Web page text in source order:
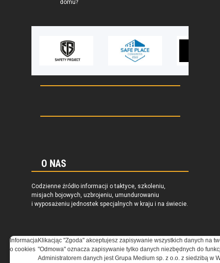
domu?
O NAS
Codzienne źródło informacji o taktyce, szkoleniu,
misjach bojowych, uzbrojeniu, umundurowaniu
i wyposażeniu jednostek specjalnych w kraju i na świecie.
REGULAMIN
Informacja
o cookies
Klikacjąc "Zgoda" akceptujesz zapisywanie wszystkich danych na
"Odmowa" oznacza zapisywanie tylko danych niezbędnych do
Administratorem danych jest Grupa Medium sp. z o.o. z siedzibą w